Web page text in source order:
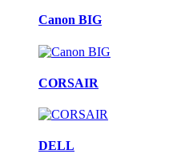
Canon BIG
CORSAIR
DELL